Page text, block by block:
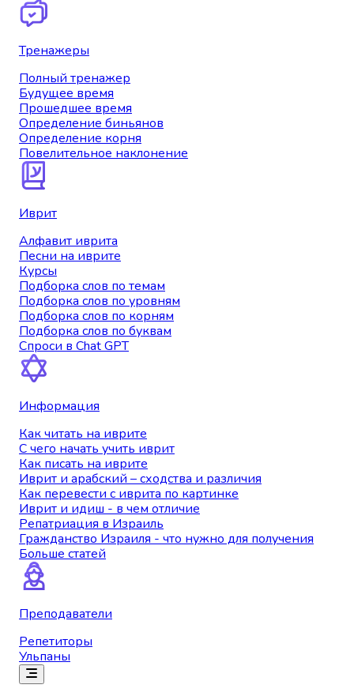
Тренажеры
Полный тренажер
Будущее время
Прошедшее время
Определение биньянов
Определение корня
Повелительное наклонение
Иврит
Алфавит иврита
Песни на иврите
Курсы
Подборка слов по темам
Подборка слов по уровням
Подборка слов по корням
Подборка слов по буквам
Спроси в Chat GPT
Информация
Как читать на иврите
С чего начать учить иврит
Как писать на иврите
Иврит и арабский – сходства и различия
Как перевести с иврита по картинке
Иврит и идиш - в чем отличие
Репатриация в Израиль
Гражданство Израиля - что нужно для получения
Больше статей
Преподаватели
Репетиторы
Ульпаны